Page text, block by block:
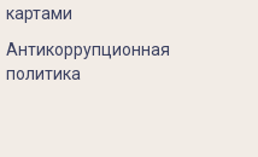
картами
Антикоррупционная
политика